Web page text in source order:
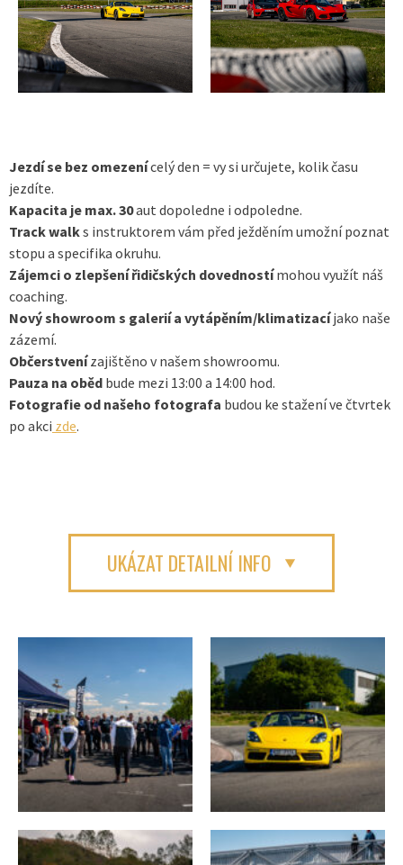
Jezdí se bez omezenícelý den = vy si určujete, kolik času
jezdíte.
Kapacita je max. 30aut dopoledne i odpoledne.
Track walks instruktorem vám před ježděním umožní poznat
stopu a specifika okruhu.
Zájemci o zlepšení řidičských dovednostímohou využít náš
coaching.
Nový showroom s galerií a vytápěním/klimatizacíjako naše
zázemí.
Občerstvenízajištěno v našem showroomu.
Pauza na oběd bude mezi 13:00 a 14:00 hod.
Fotografie od našeho fotografa budou ke stažení ve čtvrtek
po akci zde.
UKÁZAT DETAILNÍ INFO